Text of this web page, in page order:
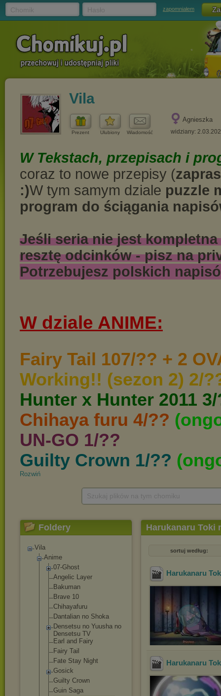
zapomniałem
Vila
Prezent Ulubiony Wiadomość
Agnieszka
widziany:
Rozwiń
Foldery
Vila
Anime
07-Ghost
Angelic Layer
Bakuman
Brave 10
Chihayafuru
Dantalian no Shoka
Densetsu no Yuusha no
Densetsu TV
Earl and Fairy
Fairy Tail
Fate Stay Night
Gosick
Guilty Crown
Guin Saga
Harukanaru Toki
sortuj według:
Harukanaru
Harukanaru